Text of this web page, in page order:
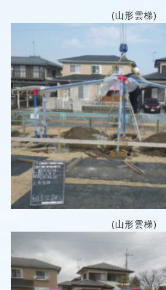
(山形雲梯)
(山形雲梯)